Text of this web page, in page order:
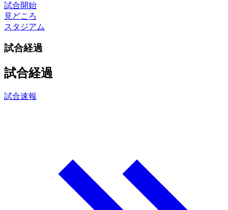
試合開始
見どころ
スタジアム
試合経過
試合経過
試合速報